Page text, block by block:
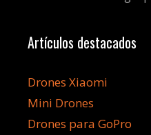
Artículos destacados
Drones Xiaomi
Mini Drones
Drones para GoPro